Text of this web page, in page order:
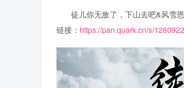
徒儿你无敌了，下山去吧&风雪
链接： https://pan.quark.cn/s/